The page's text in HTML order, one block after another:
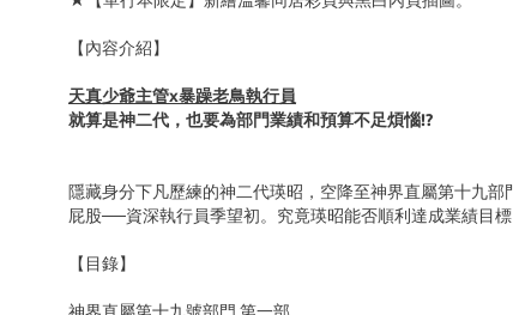
【內容介紹】
天真少爺主管x暴躁老鳥執行員
就算是神二代，也要為部門業績和預算不足煩惱!?
隱藏身分下凡歷練的神二代瑛昭，空降至神界直屬第十九
屁股──資深執行員季望初。究竟瑛昭能否順利達成業績目
【目錄】